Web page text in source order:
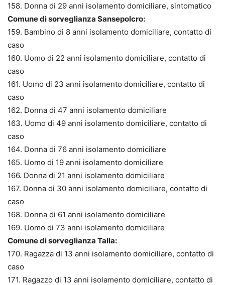
158. Donna di 29 anni isolamento domiciliare, sintomatico
Comune di sorveglianza Sansepolcro:
159. Bambino di 8 anni isolamento domiciliare, contatto di
caso
160. Uomo di 22 anni isolamento domiciliare, contatto di
caso
161. Uomo di 23 anni isolamento domiciliare, contatto di
caso
162. Donna di 47 anni isolamento domiciliare
163. Uomo di 49 anni isolamento domiciliare, contatto di
caso
164. Donna di 76 anni isolamento domiciliare
165. Uomo di 19 anni isolamento domiciliare
166. Donna di 21 anni isolamento domiciliare
167. Donna di 30 anni isolamento domiciliare, contatto di
caso
168. Donna di 61 anni isolamento domiciliare
169. Uomo di 73 anni isolamento domiciliare
Comune di sorveglianza Talla:
170. Ragazza di 13 anni isolamento domiciliare, contatto di
caso
171. Ragazzo di 13 anni isolamento domiciliare, contatto di